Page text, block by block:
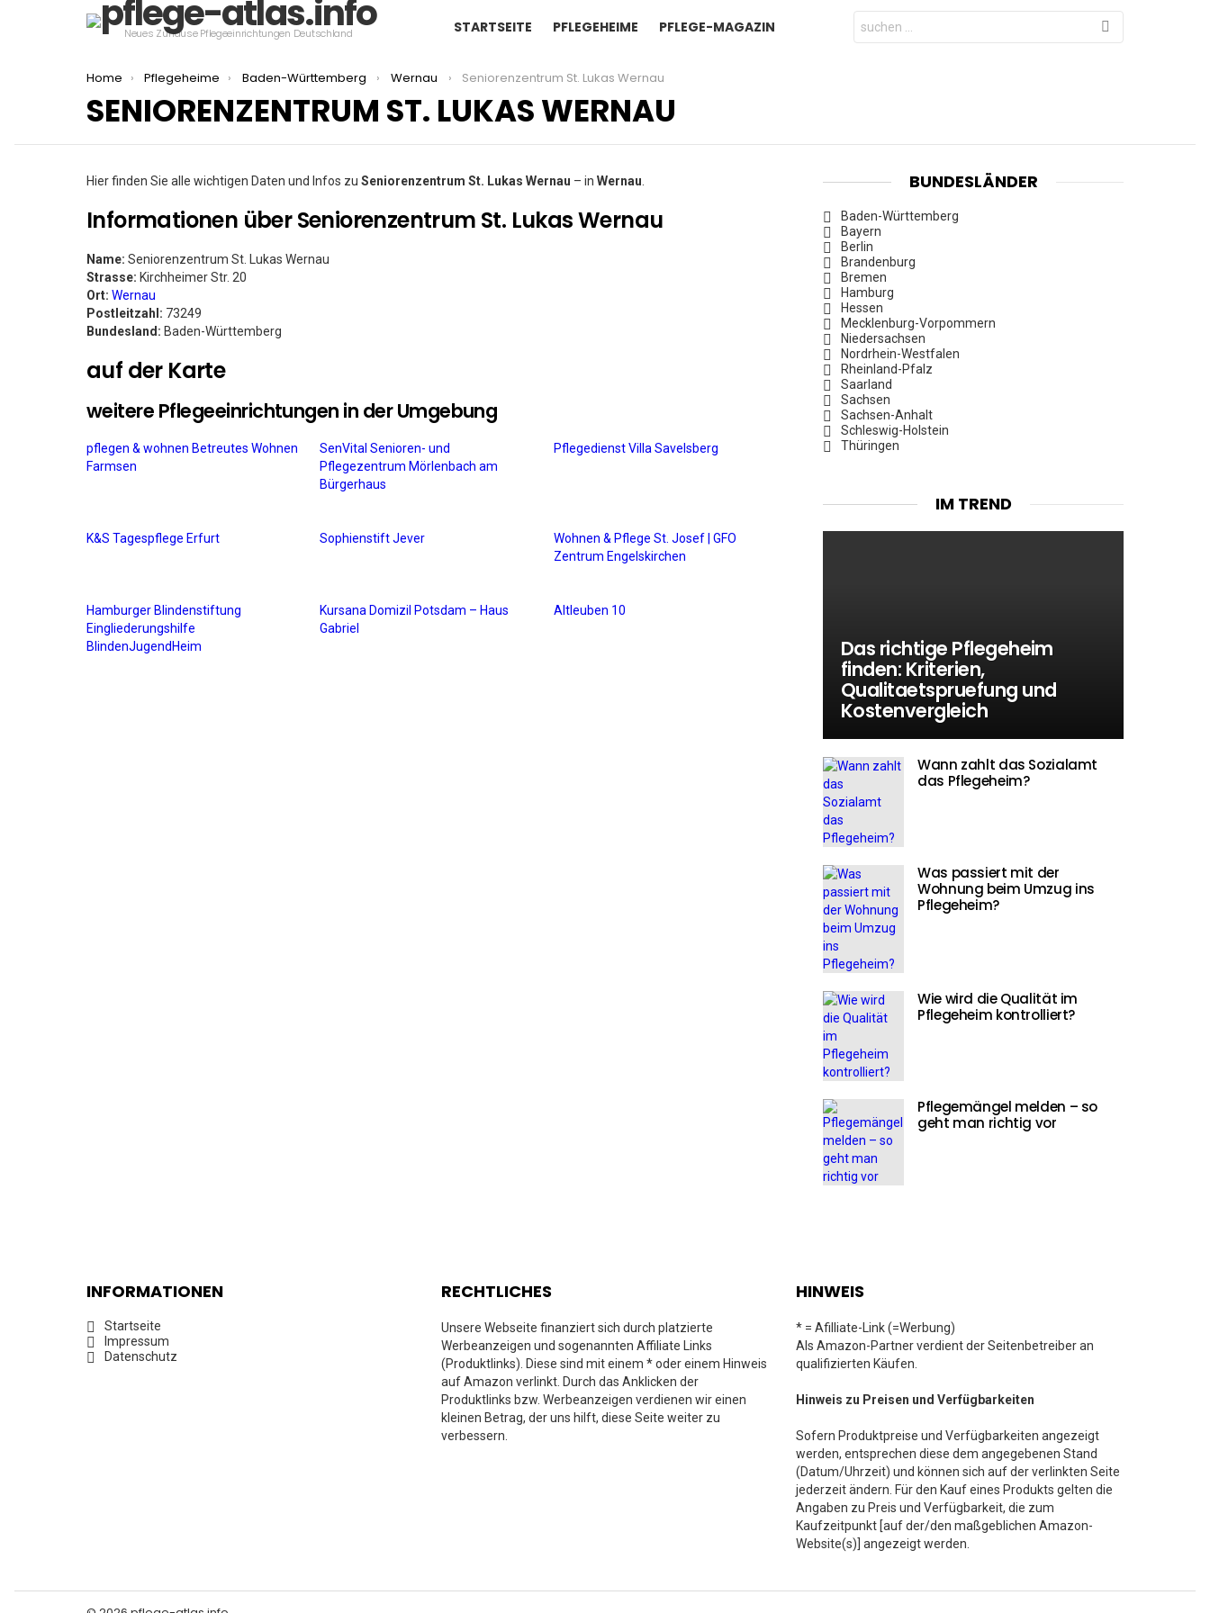
Neues Zuhause Pflegeeinrichtungen Deutschland STARTSEITE PFLEGEHEIME PFLEGE-MAGAZIN
Search
for:
You are here:
Home Pflegeheime Baden-Württemberg Wernau Seniorenzentrum St. Lukas Wernau
SENIORENZENTRUM ST. LUKAS WERNAU
Hier finden Sie alle wichtigen Daten und Infos zu Seniorenzentrum St. Lukas Wernau – in Wernau
Informationen über Seniorenzentrum St. Lukas Wernau
Name: Seniorenzentrum St. Lukas Wernau
Strasse: Kirchheimer Str. 20
Ort: Wernau
Postleitzahl: 73249
Bundesland: Baden-Württemberg
auf der Karte
weitere Pflegeeinrichtungen in der Umgebung
pflegen & wohnen Betreutes Wohnen
Farmsen
SenVital Senioren- und
Pflegezentrum Mörlenbach am
Bürgerhaus
Pflegedienst Villa Savelsberg
K&S Tagespflege Erfurt Sophienstift Jever
Wohnen & Pflege St. Josef | GFO
Zentrum Engelskirchen
Hamburger Blindenstiftung
Eingliederungshilfe
BlindenJugendHeim
Kursana Domizil Potsdam – Haus
Gabriel
Altleuben 10
BUNDESLÄNDER
Baden-Württemberg
Bayern
Berlin
Brandenburg
Bremen
Hamburg
Hessen
Mecklenburg-Vorpommern
Niedersachsen
Nordrhein-Westfalen
Rheinland-Pfalz
Saarland
Sachsen
Sachsen-Anhalt
Schleswig-Holstein
Thüringen
IM TREND
Das richtige Pflegeheim
finden: Kriterien,
Qualitaetspruefung und
Kostenvergleich
Wann zahlt das Sozialamt
das Pflegeheim?
Was passiert mit der
Wohnung beim Umzug ins
Pflegeheim?
Wie wird die Qualität im
Pflegeheim kontrolliert?
Pflegemängel melden – so
geht man richtig vor
INFORMATIONEN
Startseite
Impressum
Datenschutz
RECHTLICHES
Unsere Webseite finanziert sich durch platzierte
Werbeanzeigen und sogenannten Affiliate Links
(Produktlinks). Diese sind mit einem * oder einem Hinweis
auf Amazon verlinkt. Durch das Anklicken der
Produktlinks bzw. Werbeanzeigen verdienen wir einen
kleinen Betrag, der uns hilft, diese Seite weiter zu
verbessern.
HINWEIS
* = Afilliate-Link (=Werbung)
Als Amazon-Partner verdient der Seitenbetreiber an
qualifizierten Käufen.
Hinweis zu Preisen und Verfügbarkeiten
Sofern Produktpreise und Verfügbarkeiten angezeigt
werden, entsprechen diese dem angegebenen Stand
(Datum/Uhrzeit) und können sich auf der verlinkten Seite
jederzeit ändern. Für den Kauf eines Produkts gelten die
Angaben zu Preis und Verfügbarkeit, die zum
Kaufzeitpunkt [auf der/den maßgeblichen Amazon-
Website(s)] angezeigt werden.